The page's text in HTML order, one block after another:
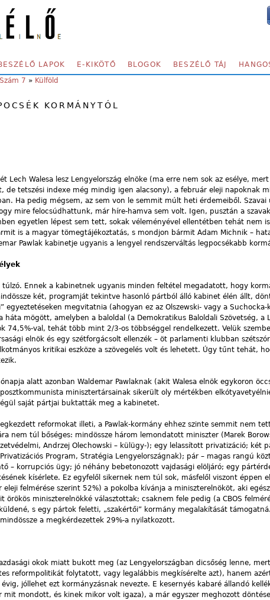
LAPOK E-KIKÖTŐ BLOGOK BESZÉLŐ TÁJ
7 » Külföld
KORMÁNYTÓL
Lech Walesa lesz Lengyelország elnöke (ma erre nem sok az esélye,
de tetszési indexe még mindig igen alacsony), a február eleji napoknak
Ha pedig mégsem, az sem von le semmit múlt heti érdemeiből.
mire felocsúdhattunk, már híre-hamva sem volt. Igen, pusztán a
egyetlen lépest sem tett, sokak véleményével ellentétben tehát nem
is a magyar tömegtájékoztatás, s mondjon bármit Adam Michnik –
Pawlak kabinetje ugyanis a lengyel rendszerváltás legpocsékabb
túlzó. Ennek a kabinetnek ugyanis minden feltétel megadatott, hogy
két, programját tekintve hasonló pártból álló kabinet élén állt,
egyeztetéseken megvitatnia (ahogyan ez az Olszewski- vagy a
háta mögött, amelyben a baloldal (a Demokratikus Baloldali Szövetség, a
74,5%-val, tehát több mint 2/3-os többséggel rendelkezett. Velük
elnök és egy szétforgácsolt ellenzék – öt parlamenti klubban
kritikai eszköze a szövegelés volt és lehetett. Úgy tűnt tehát,
alatt azonban Waldemar Pawlaknak (akit Walesa elnök egykoron
minisztertársainak sikerült oly mértékben
saját pártjai buktatták meg a kabinetet.
reformokat illeti, a Pawlak-kormány ehhez szinte semmit nem
nem túl bőséges: mindössze három lemondatott miniszter (Marek
Andrzej Olechowski – külügy-); egy lelassított privatizáció; két
Program, Stratégia Lengyelországnak); pár – magas rangú
– korrupciós ügy; jó néhány bebetonozott vajdasági elöljáró; egy
kísérlete. Ez egyfelől sikernek nem túl sok, másfelől viszont éppen
eleji felmérése szerint 52%) a pokolba kívánja a miniszterelnököt, aki
örökös miniszterelnökké választottak; csaknem fele pedig (a CBOS
s egy pártok feletti, „szakértői” kormány megalakítását
a megkérdezettek 29%-a nyilatkozott.
okok miatt bukott meg (az Lengyelországban dicsőség lenne,
reformpolitikát folytatott, vagy legalábbis megkísérelte azt), hanem
jóllehet ezt kormányzásnak nevezte. E kesernyés kabaré állandó
mit mondott, és kinek mikor volt igaza), a már egyszer meghozott